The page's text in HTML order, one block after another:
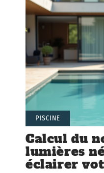
PISCINE
Calcul du
lumières
éclairer